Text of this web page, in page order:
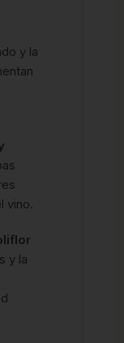
y la
vino.
y la